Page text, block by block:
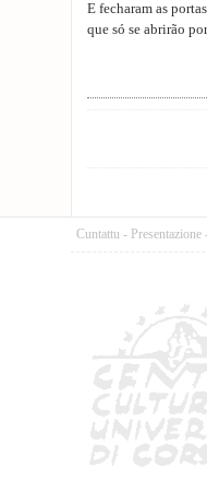
E fecharam as portas
que só se abrirão
Cuntattu - Presentazione